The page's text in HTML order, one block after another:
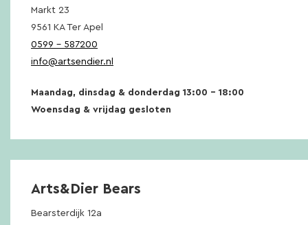
Markt 23
9561 KA Ter Apel
0599 – 587200
info@artsendier.nl
Maandag, dinsdag & donderdag 13:00 – 18:00
Woensdag & vrijdag gesloten
Arts&Dier Bears
Bearsterdijk 12a